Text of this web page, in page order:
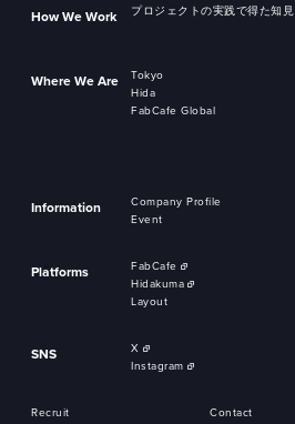
How We Work プロジェクトの実践で得た知見
Where We Are Tokyo
Hida
FabCafe Global
Information Company Profile
Event
Platforms FabCafe
Hidakuma
Layout
SNS X
Instagram
Recruit Contact